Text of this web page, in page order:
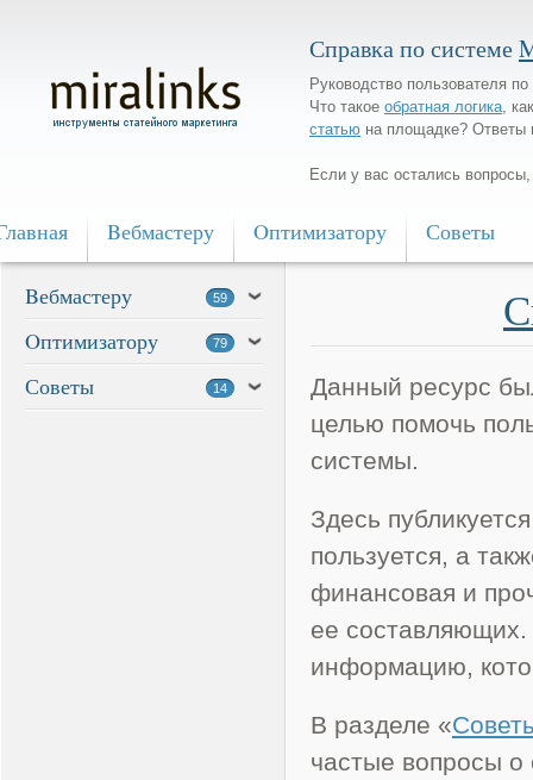
Справка по системе
Руководство пользователя
Что такое обратная логика,
статью на площадке? Ответы
Если у вас остались
Bебмастеру Oптимизатору Советы
Данный ресурс
целью помочь
системы.
Здесь
пользуется, а
финансовая и
ее составляющих.
информацию,
В разделе «
частые вопросы о
Bебмастеру 59
Oптимизатору 79
Советы 14